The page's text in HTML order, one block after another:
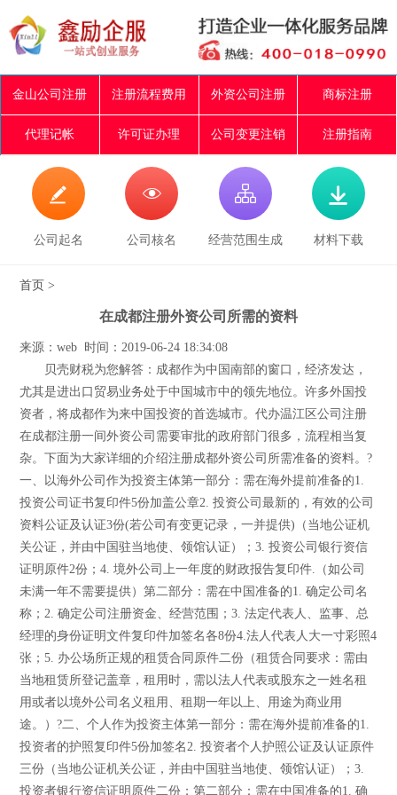
金山公司注册 注册流程费用 外资公司注册 商标注册
代理记帐 许可证办理 公司变更注销 注册指南

公司起名

公司核名

经营范围生成

材料下载
首页 >
在成都注册外资公司所需的资料
来源：web 时间：2019-06-24 18:34:08
贝壳财税为您解答：成都作为中国南部的窗口，经济发达，
尤其是进出口贸易业务处于中国城市中的领先地位。许多外国投
资者，将成都作为来中国投资的首选城市。代办温江区公司注册
在成都注册一间外资公司需要审批的政府部门很多，流程相当复
杂。下面为大家详细的介绍注册成都外资公司所需准备的资料。?
一、以海外公司作为投资主体第一部分：需在海外提前准备的1.
投资公司证书复印件5份加盖公章2. 投资公司最新的，有效的公司
资料公证及认证3份(若公司有变更记录，一并提供)（当地公证机
关公证，并由中国驻当地使、领馆认证）；3. 投资公司银行资信
证明原件2份；4. 境外公司上一年度的财政报告复印件.（如公司
未满一年不需要提供）第二部分：需在中国准备的1. 确定公司名
称；2. 确定公司注册资金、经营范围；3. 法定代表人、监事、总
经理的身份证明文件复印件加签名各8份4.法人代表人大一寸彩照4
张；5. 办公场所正规的租赁合同原件二份（租赁合同要求：需由
当地租赁所登记盖章，租用时，需以法人代表或股东之一姓名租
用或者以境外公司名义租用、租期一年以上、用途为商业用
途。）?二、个人作为投资主体第一部分：需在海外提前准备的1.
投资者的护照复印件5份加签名2. 投资者个人护照公证及认证原件
三份（当地公证机关公证，并由中国驻当地使、领馆认证）；3.
投资者银行资信证明原件二份；第二部分：需在中国准备的1. 确